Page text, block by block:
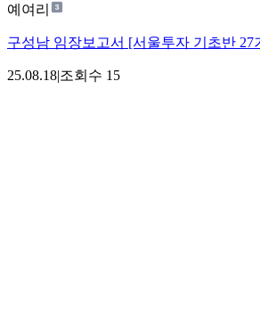
예여리
구성남 임장보고서 [서울투자 기초반 27
25.08.18|조회수 15